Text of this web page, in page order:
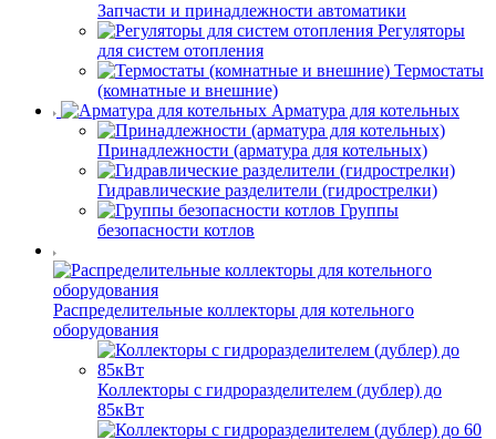
Запчасти и принадлежности автоматики
Регуляторы
для систем отопления
Термостаты
(комнатные и внешние)
Арматура для котельных
Принадлежности (арматура для котельных)
Гидравлические разделители (гидрострелки)
Группы
безопасности котлов
Распределительные коллекторы для котельного
оборудования
Коллекторы с гидроразделителем (дублер) до
85кВт